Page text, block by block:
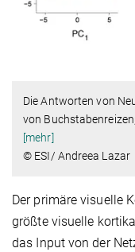
Die Antworten von
von
[mehr]
© ESI/ Andreea Lazar
Der primäre visuelle
größte visuelle
das Input von der